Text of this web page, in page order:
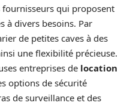
qui proposent
à divers besoins. Par
de petites caves à des
une flexibilité précieuse.
entreprises de location
options de sécurité
de surveillance et des